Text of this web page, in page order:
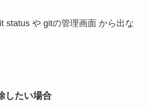
status や gitの管理画面 から出な
したい場合